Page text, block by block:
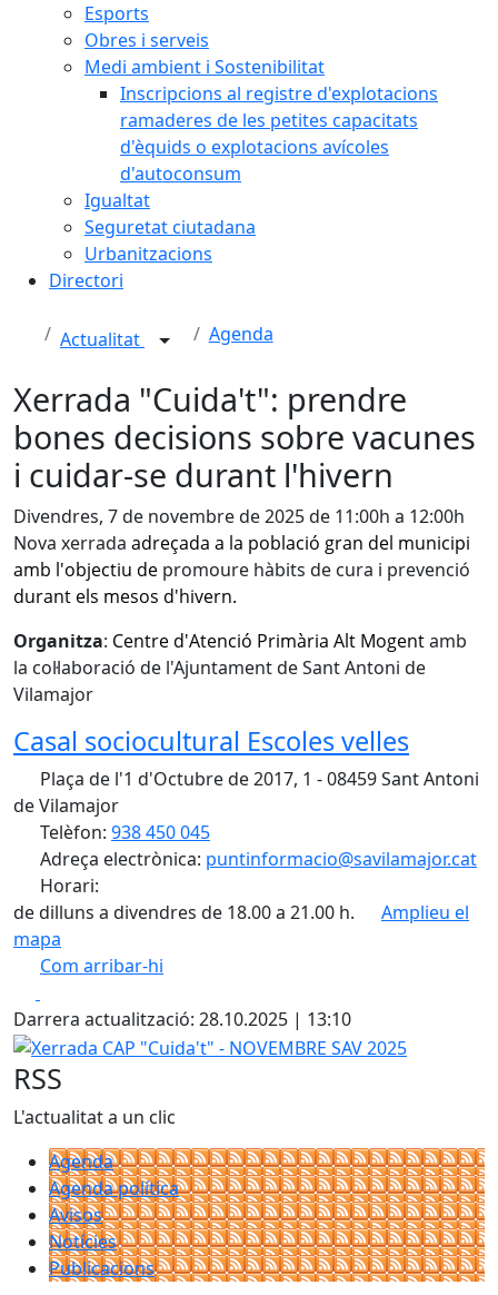
Esports
Obres i serveis
Medi ambient i Sostenibilitat
Inscripcions al registre d'explotacions
ramaderes de les petites capacitats
d'èquids o explotacions avícoles
d'autoconsum
Igualtat
Seguretat ciutadana
Urbanitzacions
Directori
Actualitat Agenda
Xerrada "Cuida't": prendre
bones decisions sobre vacunes
i cuidar-se durant l'hivern
Divendres, 7 de novembre de 2025 de 11:00h a 12:00h
Nova xerrada adreçada a la població gran del municipi
amb l'objectiu de promoure hàbits de cura i prevenció
durant els mesos d'hivern.
Organitza: Centre d'Atenció Primària Alt Mogentamb
la col·laboració de l'Ajuntament de Sant Antoni de
Vilamajor
Casal sociocultural Escoles velles
Plaça de l'1 d'Octubre de 2017, 1 - 08459 Sant Antoni
de Vilamajor
Telèfon: 938 450 045
Adreça electrònica: puntinformacio@savilamajor.cat
Horari:
de dilluns a divendres de 18.00 a 21.00 h.
Amplieu el
mapa
Com arribar-hi
+
−
Darrera actualització: 28.10.2025 | 13:10
Xerrada CAP "Cuida't" - NOVEMBRE SAV 2025
RSS
L'actualitat a un clic
Agenda
Agenda política
Avisos
Notícies
Publicacions